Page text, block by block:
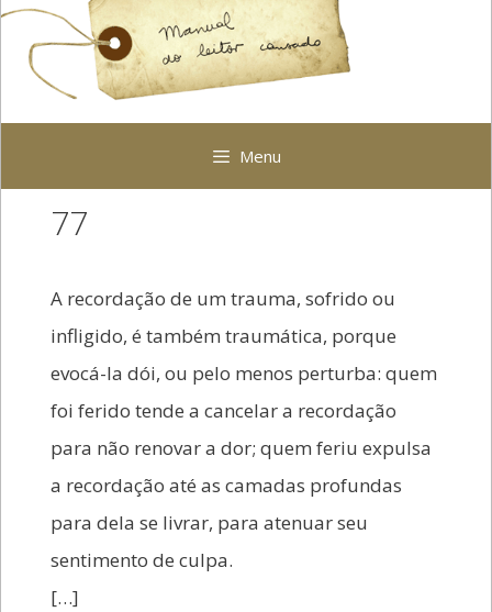
Pular
para
conteúdo
Menu
77
A recordação de um trauma, sofrido ou
infligido, é também traumática, porque
evocá-la dói, ou pelo menos perturba: quem
foi ferido tende a cancelar a recordação
para não renovar a dor; quem feriu expulsa
a recordação até as camadas profundas
para dela se livrar, para atenuar seu
sentimento de culpa.
[…]